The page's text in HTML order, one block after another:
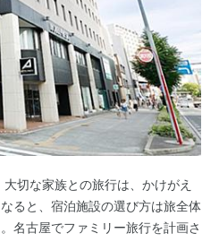
切な家族との旅行は、かけがえ
ると、宿泊施設の選び方は旅全体
名古屋でファミリー旅行を計画さ